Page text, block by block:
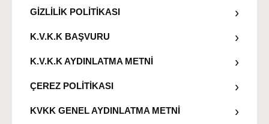
GİZLİLİK POLİTİKASI
K.V.K.K BAŞVURU
K.V.K.K AYDINLATMA METNİ
ÇEREZ POLİTİKASI
KVKK GENEL AYDINLATMA METNİ